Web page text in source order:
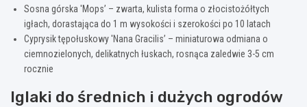
Sosna górska 'Mops’ – zwarta, kulista forma o złocistożółtych
igłach, dorastająca do 1 m wysokości i szerokości po 10 latach
Cyprysik tępołuskowy 'Nana Gracilis’ – miniaturowa odmiana o
ciemnozielonych, delikatnych łuskach, rosnąca zaledwie 3-5 cm
rocznie
Iglaki do średnich i dużych ogrodów